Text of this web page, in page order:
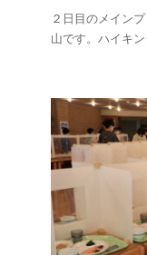
２日目のメイン
山です。ハイキ